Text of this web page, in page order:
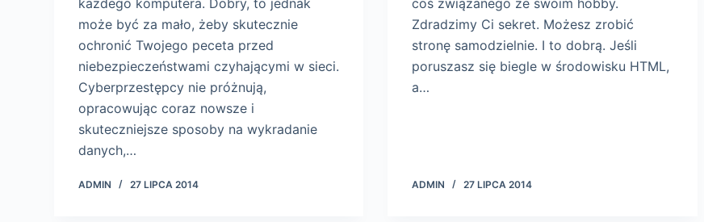
każdego komputera. Dobry, to jednak
może być za mało, żeby skutecznie
ochronić Twojego peceta przed
niebezpieczeństwami czyhającymi w sieci.
Cyberprzestępcy nie próżnują,
opracowując coraz nowsze i
skuteczniejsze sposoby na wykradanie
danych,…
ADMIN 27 LIPCA 2014
coś związanego ze swoim hobby.
Zdradzimy Ci sekret. Możesz zrobić
stronę samodzielnie. I to dobrą. Jeśli
poruszasz się biegle w środowisku HTML,
a…
ADMIN 27 LIPCA 2014